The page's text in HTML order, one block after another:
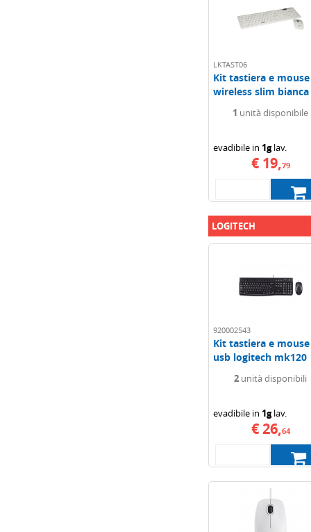
LKTAST06
Kit tastiera e mouse
wireless slim bianca
1 unità disponibile
evadibile in 1glav.
€ 19,79
LOGITECH
920002543
Kit tastiera e mouse
usb logitech mk120
2 unità disponibili
evadibile in 1glav.
€ 26,64